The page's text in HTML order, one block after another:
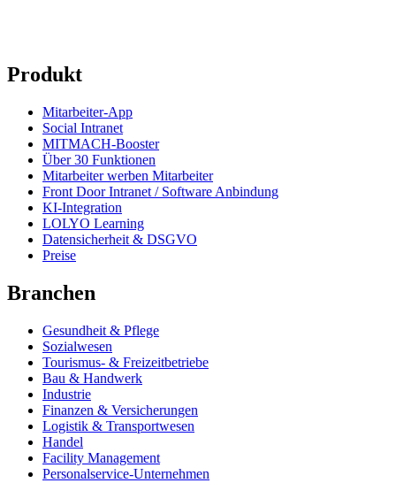
Produkt
Mitarbeiter-App
Social Intranet
MITMACH-Booster
Über 30 Funktionen
Mitarbeiter werben Mitarbeiter
Front Door Intranet / Software Anbindung
KI-Integration
LOLYO Learning
Datensicherheit & DSGVO
Preise
Branchen
Gesundheit & Pflege
Sozialwesen
Tourismus- & Freizeitbetriebe
Bau & Handwerk
Industrie
Finanzen & Versicherungen
Logistik & Transportwesen
Handel
Facility Management
Personalservice-Unternehmen